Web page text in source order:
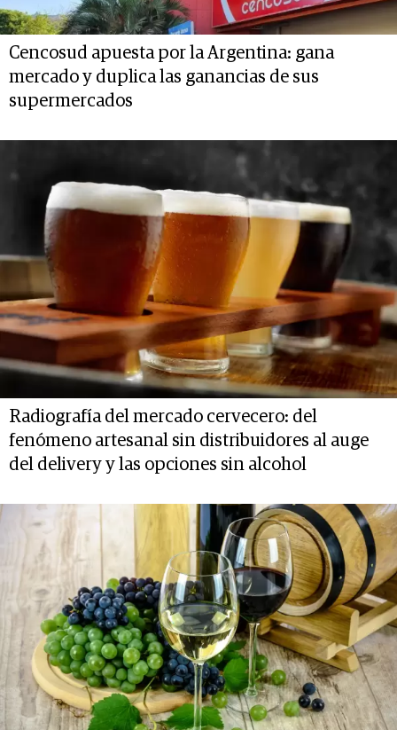
Cencosud apuesta por la Argentina: gana
mercado y duplica las ganancias de sus
supermercados
Radiografía del mercado cervecero: del
fenómeno artesanal sin distribuidores al auge
del delivery y las opciones sin alcohol